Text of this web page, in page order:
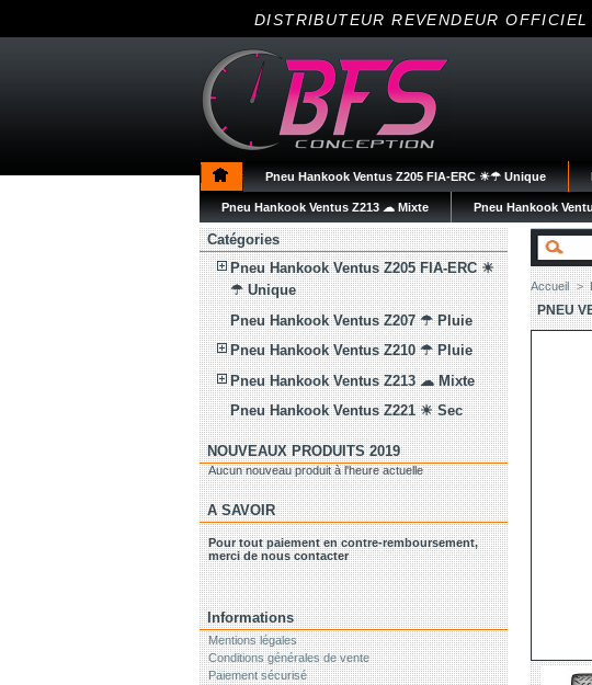
DISTRIBUTEUR REVENDEUR
Pneu Hankook Ventus Z205 FIA-ERC ☀☂ Unique
Pneu Hankook Ventus Z213 ☁ Mixte Pneu Hankook
Catégories
Pneu Hankook Ventus Z205 FIA-ERC ☀
☂ Unique
Pneu Hankook Ventus Z207 ☂ Pluie
Pneu Hankook Ventus Z210 ☂ Pluie
Pneu Hankook Ventus Z213 ☁ Mixte
Pneu Hankook Ventus Z221 ☀ Sec
NOUVEAUX PRODUITS 2019
Aucun nouveau produit à l'heure actuelle
A SAVOIR
Pour tout paiement en contre-remboursement,
merci de nous contacter
Informations
Mentions légales
Conditions générales de vente
Paiement sécurisé
Accueil >
PNEU